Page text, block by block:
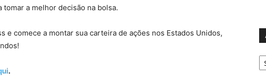
a melhor decisão na bolsa.
e comece a montar sua carteira de ações nos Estados Unidos,
.